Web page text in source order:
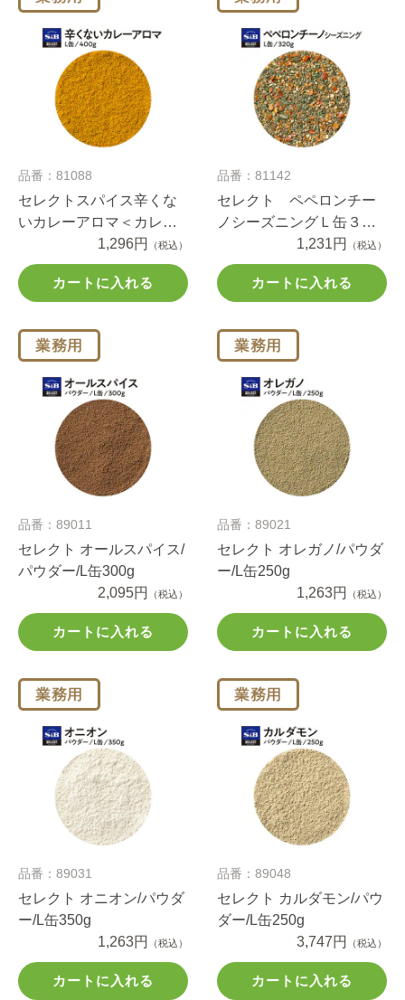
品番：81088
セレクトスパイス辛くな
いカレーアロマ＜カレー
パウダー＞Ｌ缶４００ｇ
1,296円 （税込）
カートに入れる
品番：81142
セレクト ペペロンチー
ノシーズニングＬ缶３２
1,231円 （税込）
カートに入れる
品番：89011
セレクト オールスパイス/
パウダー/L缶300g
2,095円
（税込）
カートに入れる
品番：89021
セレクト オレガノ/パウダ
ー/L缶250g
1,263円
（税込）
カートに入れる
品番：89031
セレクト オニオン/パウダ
ー/L缶350g
1,263円
（税込）
カートに入れる
品番：89048
セレクト カルダモン/パウ
ダー/L缶250g
3,747円
（税込）
カートに入れる